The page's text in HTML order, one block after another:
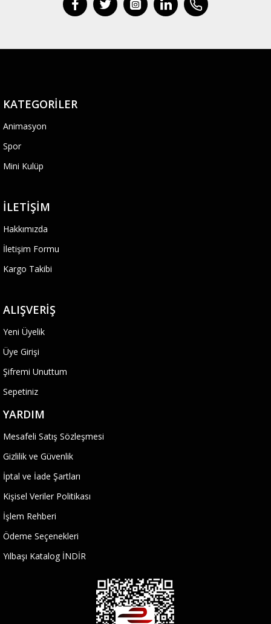
KATEGORILER
Animasyon
Spor
Mini Kulüp
İLETIŞIM
Hakkımızda
İletişim Formu
Kargo Takibi
ALIŞVERIŞ
Yeni Üyelik
Üye Girişi
Şifremi Unuttum
Sepetiniz
YARDIM
Mesafeli Satış Sözleşmesi
Gizlilik ve Güvenlik
İptal ve İade Şartları
Kişisel Veriler Politikası
İşlem Rehberi
Ödeme Seçenekleri
Yılbaşı Katalog İNDİR